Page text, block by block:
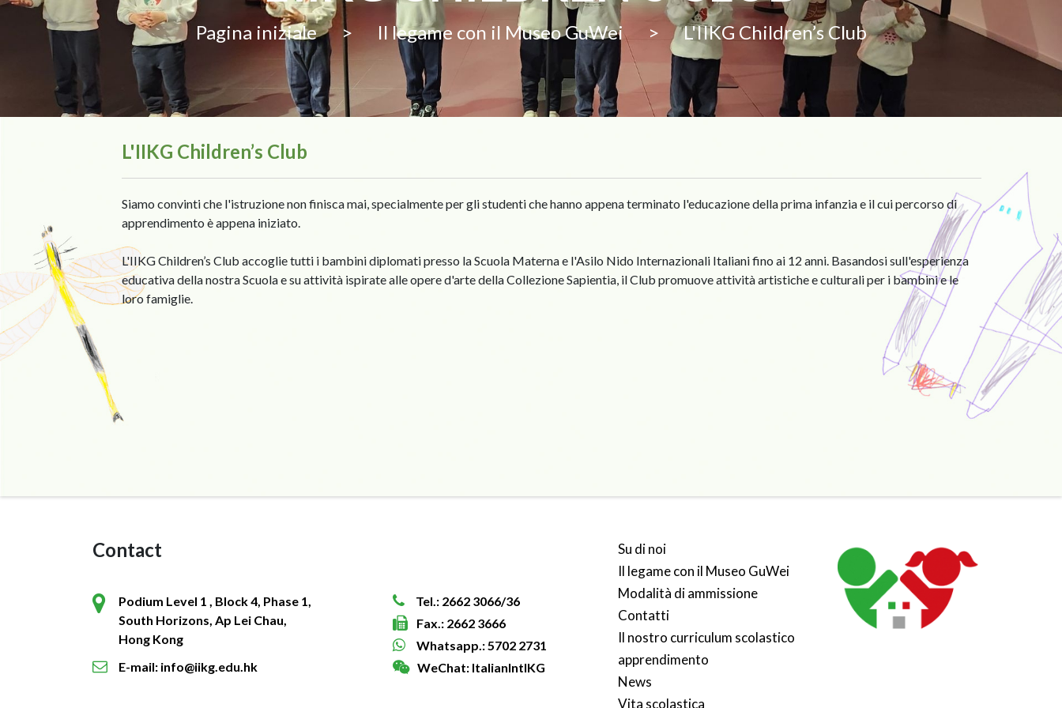
Pagina iniziale > Il legame con il Museo GuWei > L'IIKG Children’s Club
L'IIKG Children’s Club
Siamo convinti che l'istruzione non finisca mai, specialmente per gli studenti che hanno appena terminato l'educazione della prima infanzia e il cui percorso di
apprendimento è appena iniziato.
L'IIKG Children’s Club accoglie tutti i bambini diplomati presso la Scuola Materna e l'Asilo Nido Internazionali Italiani fino ai 12 anni. Basandosi sull'esperienza
educativa della nostra Scuola e su attività ispirate alle opere d'arte della Collezione Sapientia, il Club promuove attività artistiche e culturali per i bambini e le
loro famiglie.
Contact
Podium Level 1 , Block 4, Phase 1,
South Horizons, Ap Lei Chau,
Hong Kong
E-mail: info@iikg.edu.hk
Tel.: 2662 3066/36
Fax.: 2662 3666
Whatsapp.: 5702 2731
WeChat: ItalianIntlKG
Su di noi
Il legame con il Museo GuWei
Modalità di ammissione
Contatti
Il nostro curriculum scolastico
apprendimento
News
Vita scolastica